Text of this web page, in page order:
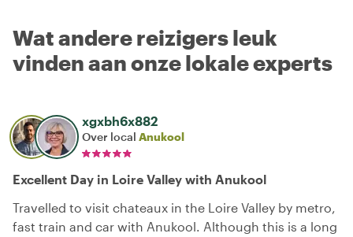
Wat andere reizigers leuk
vinden aan onze lokale experts
xgxbh6x882
Over local Anukool
Excellent Day in Loire Valley with Anukool
Travelled to visit chateaux in the Loire Valley by metro,
fast train and car with Anukool. Although this is a long